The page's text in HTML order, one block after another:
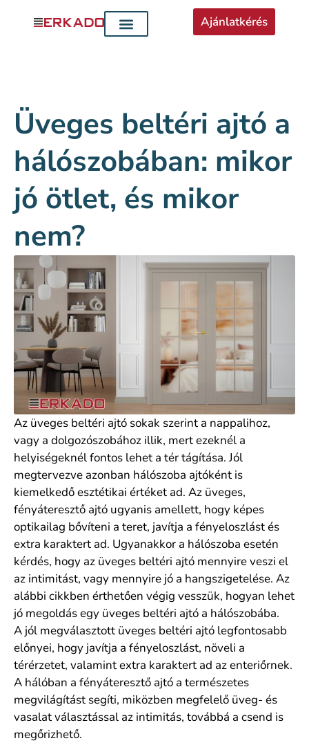
Ajánlatkérés
Üveges beltéri ajtó a
hálószobában: mikor
jó ötlet, és mikor
nem?
Az üveges beltéri ajtó sokak szerint a nappalihoz,
vagy a dolgozószobához illik, mert ezeknél a
helyiségeknél fontos lehet a tér tágítása. Jól
megtervezve azonban hálószoba ajtóként is
kiemelkedő esztétikai értéket ad. Az üveges,
fényáteresztő ajtó ugyanis amellett, hogy képes
optikailag bővíteni a teret, javítja a fényeloszlást és
extra karaktert ad. Ugyanakkor a hálószoba esetén
kérdés, hogy az üveges beltéri ajtó mennyire veszi el
az intimitást, vagy mennyire jó a hangszigetelése. Az
alábbi cikkben érthetően végig vesszük, hogyan lehet
jó megoldás egy üveges beltéri ajtó a hálószobába.
A jól megválasztott üveges beltéri ajtó legfontosabb
előnyei, hogy javítja a fényeloszlást, növeli a
térérzetet, valamint extra karaktert ad az enteriőrnek.
A hálóban a fényáteresztő ajtó a természetes
megvilágítást segíti, miközben megfelelő üveg- és
vasalat választással az intimitás, továbbá a csend is
megőrizhető.